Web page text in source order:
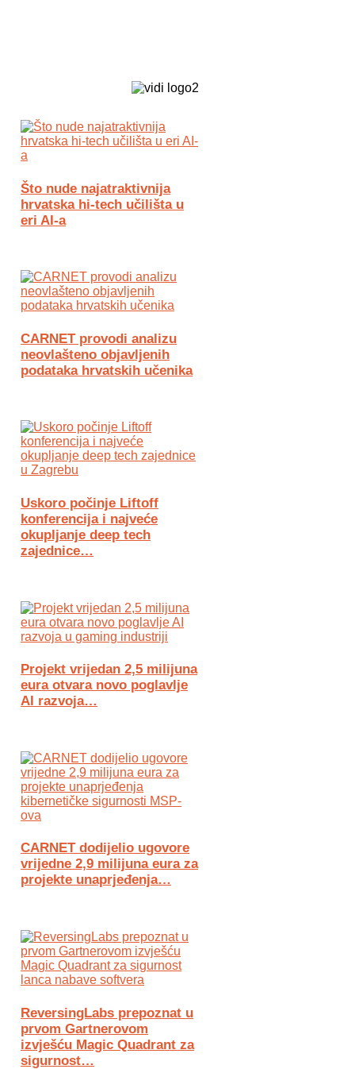
Što nude najatraktivnija
hrvatska hi-tech učilišta u
eri AI-a
CARNET provodi analizu
neovlašteno objavljenih
podataka hrvatskih učenika
Uskoro počinje Liftoff
konferencija i najveće
okupljanje deep tech
zajednice…
Projekt vrijedan 2,5 milijuna
eura otvara novo poglavlje
AI razvoja…
CARNET dodijelio ugovore
vrijedne 2,9 milijuna eura za
projekte unaprjeđenja…
ReversingLabs prepoznat u
prvom Gartnerovom
izvješću Magic Quadrant za
sigurnost…